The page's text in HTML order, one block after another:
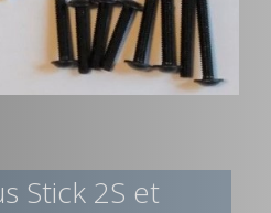
Stick 2S et